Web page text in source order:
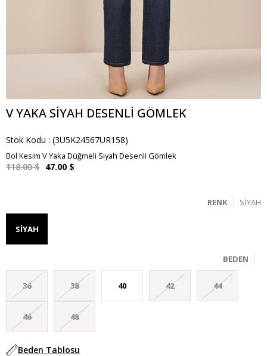
V YAKA SIYAH DESENLI GÖMLEK
Stok Kodu (3U5K24567UR158)
Bol Kesim V Yaka Düğmeli Siyah Desenli Gömlek
118.00 $ 47.00 $
SIYAH
RENK
SIYAH
BEDEN
36 38 40 42 44
46 48
Beden Tablosu